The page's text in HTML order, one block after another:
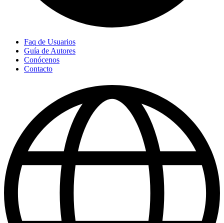
Faq de Usuarios
Guía de Autores
Conócenos
Contacto